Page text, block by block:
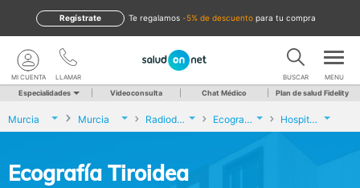
te regalamos -5% de descuento para tu compra
Regístrate
LLAMAR
MI CUENTA BUSCAR MENU
Especialidades Videoconsulta Chat Médico Plan de salud Fidelity
Murcia Murcia Radiodiagnóstico Ecografía Tiroidea Hospital Mesa del Castillo
Ecografía Tiroidea